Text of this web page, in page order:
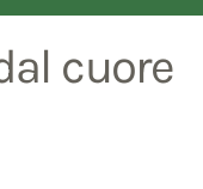
cuore